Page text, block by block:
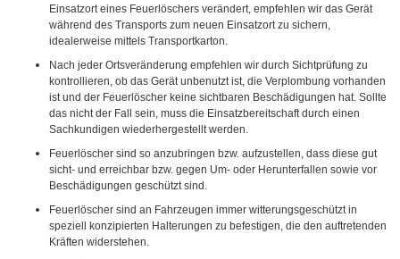
Einsatzort eines Feuerlöschers verändert, empfehlen wir das Gerät
während des Transports zum neuen Einsatzort zu sichern,
idealerweise mittels Transportkarton.
Nach jeder Ortsveränderung empfehlen wir durch Sichtprüfung zu
kontrollieren, ob das Gerät unbenutzt ist, die Verplombung vorhanden
ist und der Feuerlöscher keine sichtbaren Beschädigungen hat. Sollte
das nicht der Fall sein, muss die Einsatzbereitschaft durch einen
Sachkundigen wiederhergestellt werden.
Feuerlöscher sind so anzubringen bzw. aufzustellen, dass diese gut
sicht- und erreichbar bzw. gegen Um- oder Herunterfallen sowie vor
Beschädigungen geschützt sind.
Feuerlöscher sind an Fahrzeugen immer witterungsgeschützt in
speziell konzipierten Halterungen zu befestigen, die den auftretenden
Kräften widerstehen.